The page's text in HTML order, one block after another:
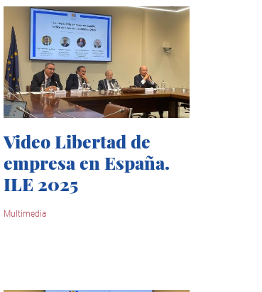
Video Libertad de
empresa en España.
ILE 2025
Multimedia